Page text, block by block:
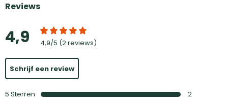
Reviews
4,9 4,9/5 (2 reviews)
Schrijf een review
5 Sterren
2